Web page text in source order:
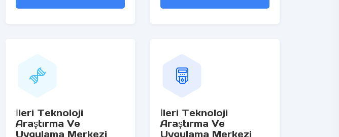
İleri Teknoloji
Araştırma Ve
Uygulama Merkezi
İleri Teknoloji
Araştırma Ve
Uygulama Merkezi